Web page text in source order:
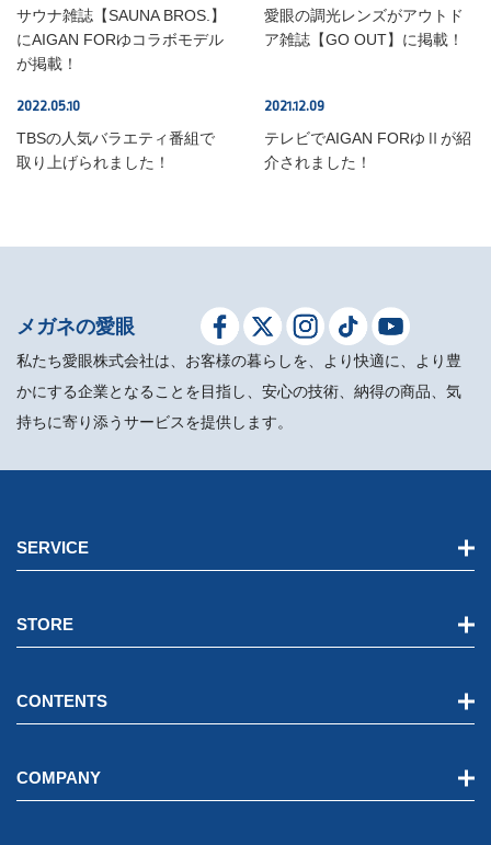
サウナ雑誌【SAUNA BROS.】
にAIGAN FORゆコラボモデル
が掲載！
愛眼の調光レンズがアウトド
ア雑誌【GO OUT】に掲載！
2022.05.10
TBSの人気バラエティ番組で
取り上げられました！
2021.12.09
テレビでAIGAN FORゆⅡが紹
介されました！
メガネの愛眼
私たち愛眼株式会社は、お客様の暮らしを、より快適に、より豊
かにする企業となることを目指し、安心の技術、納得の商品、気
持ちに寄り添うサービスを提供します。
SERVICE
STORE
CONTENTS
COMPANY